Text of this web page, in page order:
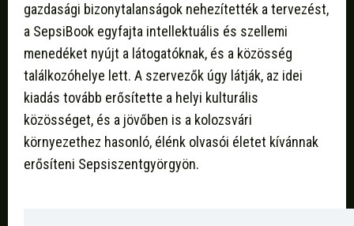
gazdasági bizonytalanságok nehezítették a tervezést,
a SepsiBook egyfajta intellektuális és szellemi
menedéket nyújt a látogatóknak, és a közösség
találkozóhelye lett. A szervezők úgy látják, az idei
kiadás tovább erősítette a helyi kulturális
közösséget, és a jövőben is a kolozsvári
környezethez hasonló, élénk olvasói életet kívánnak
erősíteni Sepsiszentgyörgyön.